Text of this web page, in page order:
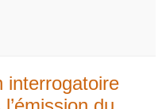
interrogatoire